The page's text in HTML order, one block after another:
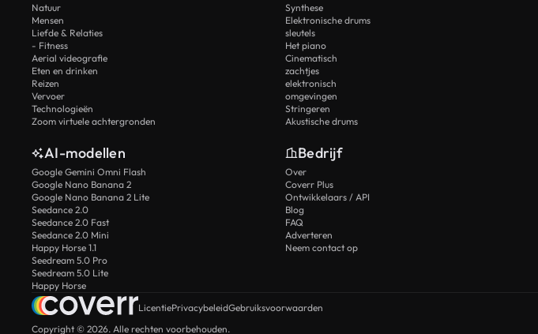
Natuur
Mensen
Liefde & Relaties
- Fitness
Aerial videografie
Eten en drinken
Reizen
Vervoer
Technologieën
Zoom virtuele achtergronden
Synthese
Elektronische drums
sleutels
Het piano
Cinematisch
zachtjes
elektronisch
omgevingen
Stringeren
Akustische drums
AI-modellen
Google Gemini Omni Flash
Google Nano Banana 2
Google Nano Banana 2 Lite
Seedance 2.0
Seedance 2.0 Fast
Seedance 2.0 Mini
Happy Horse 1.1
Seedream 5.0 Pro
Seedream 5.0 Lite
Happy Horse
Bedrijf
Over
Coverr Plus
Ontwikkelaars / API
Blog
FAQ
Adverteren
Neem contact op
LicentiePrivacybeleidGebruiksvoorwaarden
Copyright © 2026. Alle rechten voorbehouden.